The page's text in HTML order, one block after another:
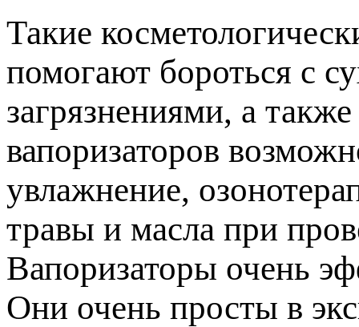
Такие
помогают бороться с
загрязнениями, а
вапоризаторов
увлажнение,
травы и масла при
Вапоризаторы очень
Они очень просты в